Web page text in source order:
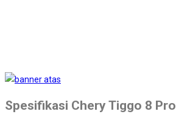
Spesifikasi Chery Tiggo 8 Pro